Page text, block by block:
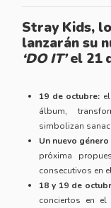
Stray Kids,
lanzarán su
‘DO IT’el 21
19 de octubre:
álbum,
simbolizan
Un nuevo
próxima
consecutivos en
18 y 19 de
conciertos en